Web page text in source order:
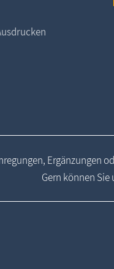
Ergänzungen
Gern können